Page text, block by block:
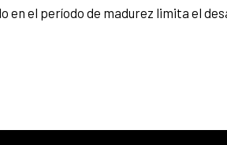
en el período de madurez limita el